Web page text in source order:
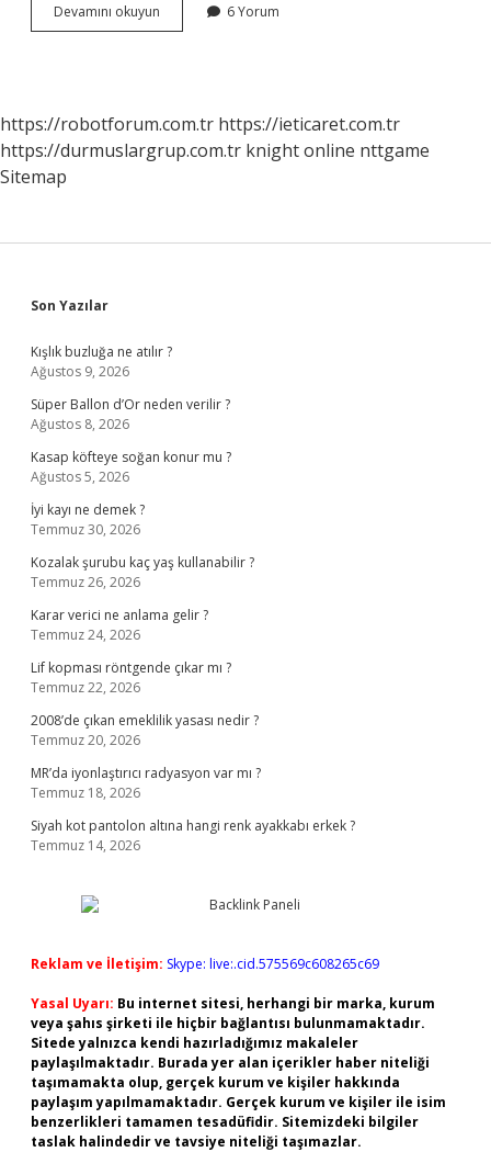
Devamını okuyun Doğumdan
Sonra
6 Yorum
https://robotforum.com.tr https://ieticaret.com.tr
https://durmuslargrup.com.tr knight online nttgame
Sitemap
Sidebar
Son Yazılar
Kışlık buzluğa ne atılır ?
Ağustos 9, 2026
Süper Ballon d’Or neden verilir ?
Ağustos 8, 2026
Kasap köfteye soğan konur mu ?
Ağustos 5, 2026
İyi kayı ne demek ?
Temmuz 30, 2026
Kozalak şurubu kaç yaş kullanabilir ?
Temmuz 26, 2026
Karar verici ne anlama gelir ?
Temmuz 24, 2026
Lif kopması röntgende çıkar mı ?
Temmuz 22, 2026
2008’de çıkan emeklilik yasası nedir ?
Temmuz 20, 2026
MR’da iyonlaştırıcı radyasyon var mı ?
Temmuz 18, 2026
Siyah kot pantolon altına hangi renk ayakkabı erkek ?
Temmuz 14, 2026
Reklam ve İletişim: Skype: live:.cid.575569c608265c69
Yasal Uyarı: Bu internet sitesi, herhangi bir marka, kurum
veya şahıs şirketi ile hiçbir bağlantısı bulunmamaktadır.
Sitede yalnızca kendi hazırladığımız makaleler
paylaşılmaktadır. Burada yer alan içerikler haber niteliği
taşımamakta olup, gerçek kurum ve kişiler hakkında
paylaşım yapılmamaktadır. Gerçek kurum ve kişiler ile isim
benzerlikleri tamamen tesadüfidir. Sitemizdeki bilgiler
taslak halindedir ve tavsiye niteliği taşımazlar.